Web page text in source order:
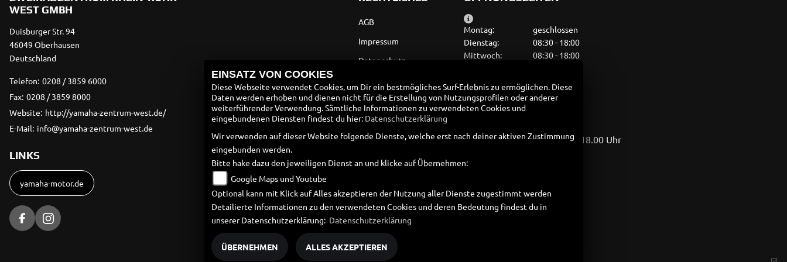
WEST GMBH
Duisburger Str. 94
46049 Oberhausen
Deutschland
Telefon: 0208 / 3859 6000
Fax: 0208 / 3859 8000
Website: http://yamaha-zentrum-west.de/
E-Mail: info@yamaha-zentrum-west.de
LINKS
yamaha-motor.de
AGB
Impressum
Datenschutz
Barrierefreiheit
Batteriegesetz
Altölverordnung
Montag:
geschlossen
Dienstag:
08:30 - 18:00
Mittwoch:
08:30 - 18:00
Samstag:
10:00 - 13:00
Sonntag:
Montag - Donnerstag 8.30 - 18.00 Uhr
EINSATZ VON COOKIES
Diese Webseite verwendet Cookies, um Dir ein bestmögliches Surf-Erlebnis zu ermöglichen. Diese
Daten werden erhoben und dienen nicht für die Erstellung von Nutzungsprofilen oder anderer
weiterführender Verwendung. Sämtliche Informationen zu verwendeten Cookies und
eingebundenen Diensten findest du hier: Datenschutzerklärung
Wir verwenden auf dieser Website folgende Dienste, welche erst nach deiner aktiven Zustimmung
eingebunden werden.
Bitte hake dazu den jeweiligen Dienst an und klicke auf Übernehmen:
Google Maps und Youtube
Optional kann mit Klick auf Alles akzeptieren der Nutzung aller Dienste zugestimmt werden
Detailierte Informationen zu den verwendeten Cookies und deren Bedeutung findest du in
unserer Datenschutzerklärung: Datenschutzerklärung
ÜBERNEHMEN ALLES AKZEPTIEREN